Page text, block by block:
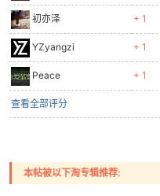
52
po
初亦泽 + 1
YZyangzi + 1
Peace + 1
查看全部评分
本帖被以下淘专辑推荐: